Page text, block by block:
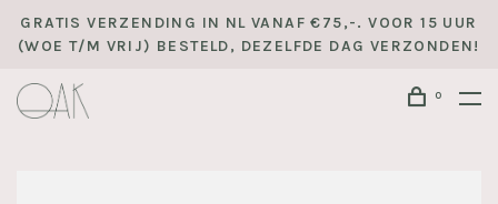
GRATIS VERZENDING IN NL VANAF €75,-. VOOR 15 UUR
(WOE T/M VRIJ) BESTELD, DEZELFDE DAG VERZONDEN!
0